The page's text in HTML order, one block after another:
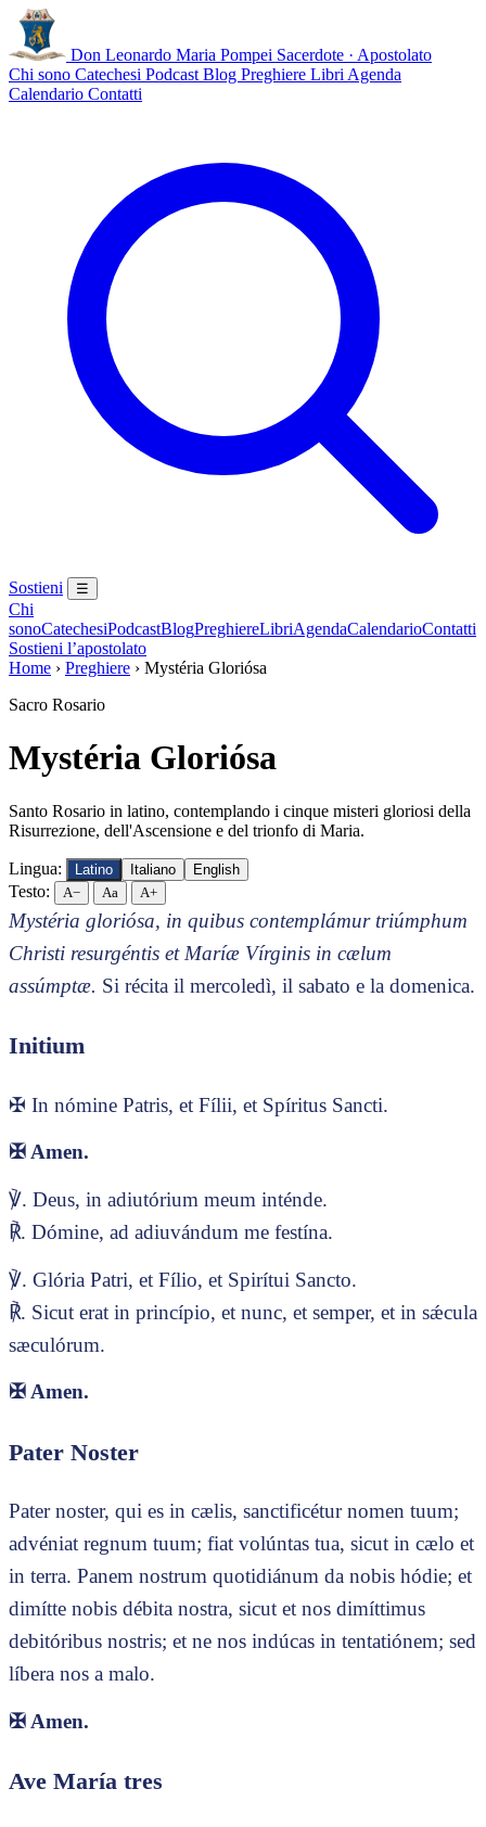
Don Leonardo Maria Pompei Sacerdote · Apostolato
Chi sono Catechesi Podcast Blog Preghiere Libri Agenda
Calendario Contatti
Sostieni ☰
Chi
sonoCatechesiPodcastBlogPreghiereLibriAgendaCalendarioContatti
Sostieni l’apostolato
Home › Preghiere › Mystéria Gloriósa
Sacro Rosario
Mystéria Gloriósa
Santo Rosario in latino, contemplando i cinque misteri gloriosi della
Risurrezione, dell'Ascensione e del trionfo di Maria.
Lingua: Latino Italiano English
Testo: A− Aa A+
Mystéria gloriósa, in quibus contemplámur triúmphum
Christi resurgéntis et Maríæ Vírginis in cælum
assúmptæ. Si récita il mercoledì, il sabato e la domenica.
Initium
✠ In nómine Patris, et Fílii, et Spíritus Sancti.
✠Amen.
℣. Deus, in adiutórium meum inténde.
℟. Dómine, ad adiuvándum me festína.
℣. Glória Patri, et Fílio, et Spirítui Sancto.
℟. Sicut erat in princípio, et nunc, et semper, et in sǽcula
sæculórum.
✠ Amen.
Pater Noster
Pater noster, qui es in cælis, sanctificétur nomen tuum;
advéniat regnum tuum; fiat volúntas tua, sicut in cælo et
in terra. Panem nostrum quotidiánum da nobis hódie; et
dimítte nobis débita nostra, sicut et nos dimíttimus
debitóribus nostris; et ne nos indúcas in tentatiónem; sed
líbera nos a malo.
✠ Amen.
Ave María tres